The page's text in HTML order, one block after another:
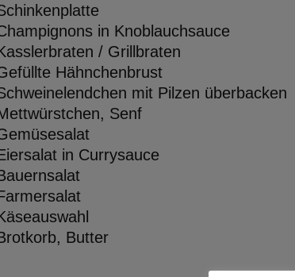
in Knoblauchsauce
/ Grillbraten
Hähnchenbrust
mit Pilzen überbacken
Senf
in Currysauce
Butter